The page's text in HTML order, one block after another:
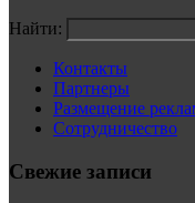
Найти:
Контакты
Партнеры
Размещение
Сотрудничество
Свежие записи